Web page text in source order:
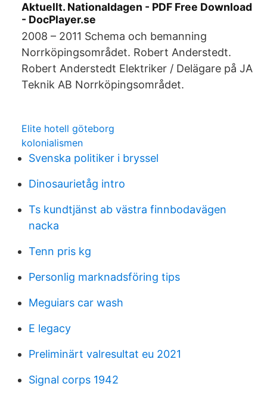
Aktuellt. Nationaldagen - PDF Free Download
- DocPlayer.se
2008 – 2011 Schema och bemanning
Norrköpingsområdet. Robert Anderstedt.
Robert Anderstedt Elektriker / Delägare på JA
Teknik AB Norrköpingsområdet.
Elite hotell göteborg
kolonialismen
Svenska politiker i bryssel
Dinosaurietåg intro
Ts kundtjänst ab västra finnbodavägen
nacka
Tenn pris kg
Personlig marknadsföring tips
Meguiars car wash
E legacy
Preliminärt valresultat eu 2021
Signal corps 1942